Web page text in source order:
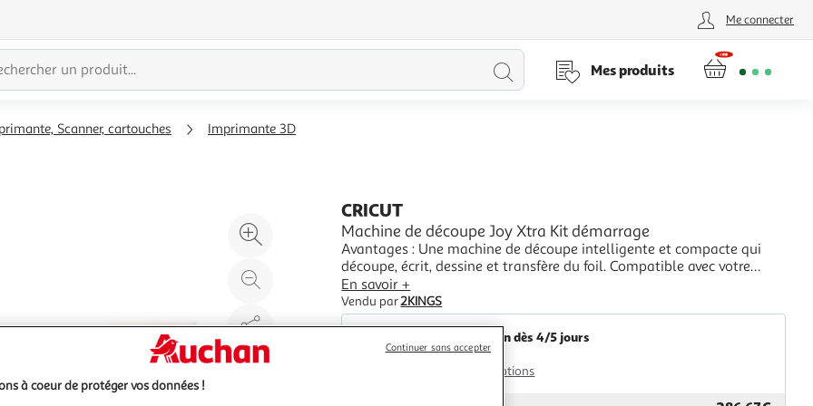
Me connecter
Lancer
Mes produits
Scanner, cartouches Imprimante 3D
Agrandir
l'illustration
l'illustration
à
100
%
Partager
le
produit
CRICUT
Machine de découpe Joy Xtra Kit démarrage
Avantages : Une machine de découpe intelligente et compacte qui
découpe, écrit, dessine et transfère du foil. Compatible avec votre
imprimante à jet d'encre pour imprimer et découper des images en
couleur. Dimensions l x h x p : 31.7 x 15.2 x 13.9 cm M...
En savoir +
Vendu par2KINGS
Livraison dès 4/5 jours
4,99€
Plus d'options
à coeur de protéger vos données !
Continuer sans accepter